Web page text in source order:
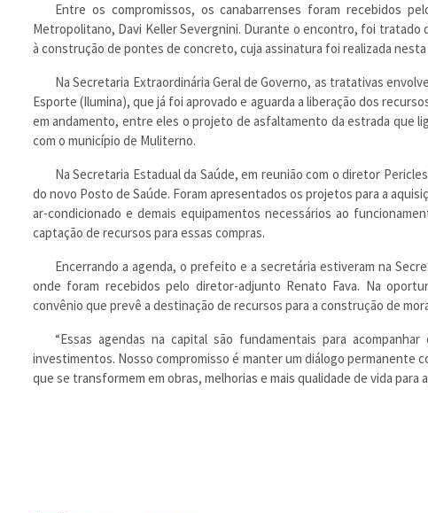
Entre os compromissos, os canabarrenses foram recebidos
Metropolitano, Davi Keller Severgnini. Durante o encontro, foi tratado
à construção de pontes de concreto, cuja assinatura foi realizada nesta
Na Secretaria Extraordinária Geral de Governo, as tratativas
Esporte (Ilumina), que já foi aprovado e aguarda a liberação dos
em andamento, entre eles o projeto de asfaltamento da estrada que
com o município de Muliterno.
Na Secretaria Estadual da Saúde, em reunião com o diretor
do novo Posto de Saúde. Foram apresentados os projetos para a
ar-condicionado e demais equipamentos necessários ao
captação de recursos para essas compras.
Encerrando a agenda, o prefeito e a secretária estiveram na
onde foram recebidos pelo diretor-adjunto Renato Fava. Na
convênio que prevê a destinação de recursos para a construção de
“Essas agendas na capital são fundamentais para
investimentos. Nosso compromisso é manter um diálogo permanente
que se transformem em obras, melhorias e mais qualidade de vida